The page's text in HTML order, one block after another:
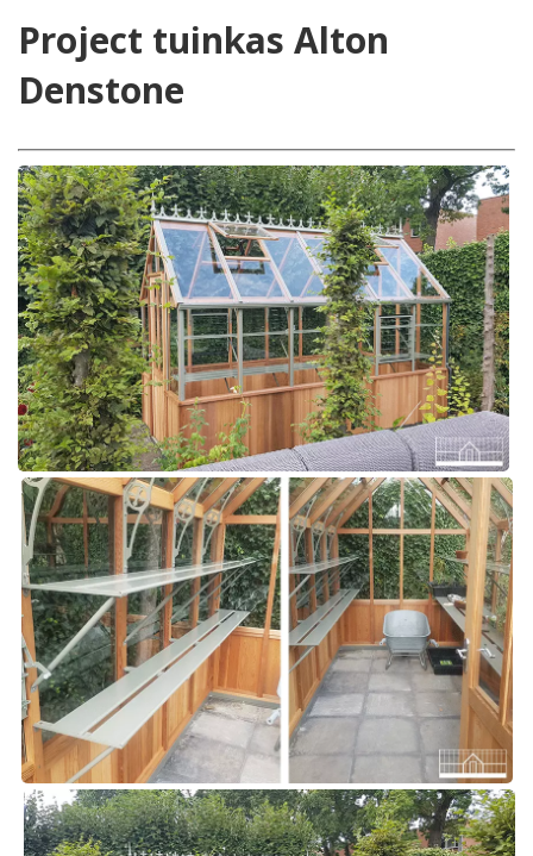
Project tuinkas Alton
Denstone